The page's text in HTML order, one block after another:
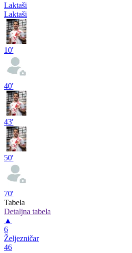
Laktaši
Laktaši
10'
40'
43'
50'
70'
Tabela
Detaljna tabela
▲
6
Željezničar
46